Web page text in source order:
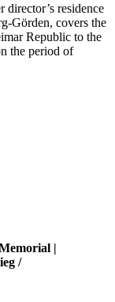
residence
Görden, covers the
Republic to the
the period of
|
/